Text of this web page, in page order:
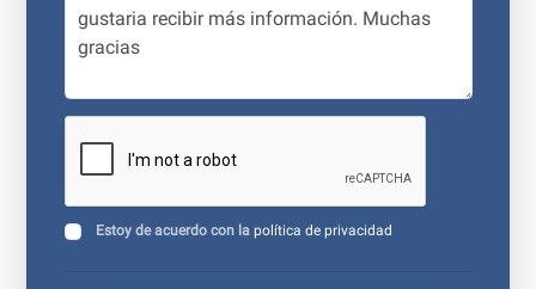
Estoy de acuerdo con la política de privacidad